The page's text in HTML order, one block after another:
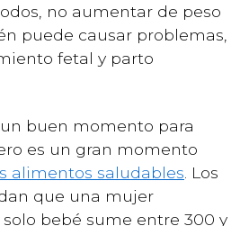
no aumentar de peso
puede causar problemas,
fetal y parto
buen momento para
es un gran momento
alimentos saludables . Los
que una mujer
bebé sume entre 300 y